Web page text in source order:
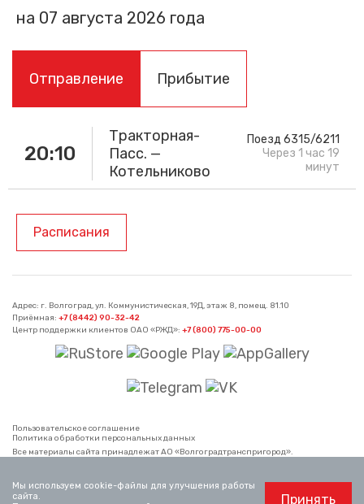
на 07 августа 2026 года
Отправление Прибытие
20:10
Тракторная-
Пасс. —
Котельниково
Поезд 6315/6211
Через 1 час 19
минут
Расписания
Адрес: г. Волгоград, ул. Коммунистическая, 19Д, этаж 8, помещ. 81.10
Приёмная: +7 (8442) 90-32-42
Центр поддержки клиентов ОАО «РЖД»: +7 (800) 775-00-00
Пользовательское соглашение
Политика обработки персональных данных
Все материалы сайта принадлежат АО «Волгоградтранспригород».
Официальный сайт ОАО «РЖД»
Мы используем cookie-файлы для улучшения работы
сайта.
Принять